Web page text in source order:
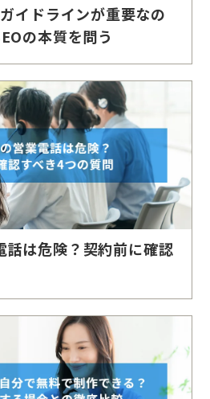
イドラインが重要なの
の本質を問う
話は危険？契約前に確認